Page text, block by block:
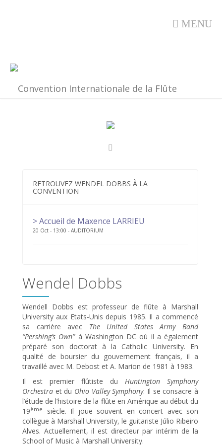
MENU
RETROUVEZ WENDEL DOBBS À LA
CONVENTION
> Accueil de Maxence LARRIEU
20 Oct - 13:00 - AUDITORIUM
Wendel Dobbs
Wendell Dobbs est professeur de flûte à Marshall
University aux Etats-Unis depuis 1985. Il a commencé
sa carrière avec The United States Army Band
“Pershing’s Own”à Washington DC où il a également
préparé son doctorat à la Catholic University. En
qualité de boursier du gouvernement français, il a
travaillé avec M. Debost et A. Marion de 1981 à 1983.
Il est premier flûtiste du Huntington Symphony
Orchestra et du Ohio Valley Symphony. Il se consacre à
l’étude de l’histoire de la flûte en Amérique au début du
19ème
siècle. Il joue souvent en concert avec son
collègue à Marshall University, le guitariste Júlio Ribeiro
Alves. Actuellement, il est directeur par intérim de la
School of Music à Marshall University.